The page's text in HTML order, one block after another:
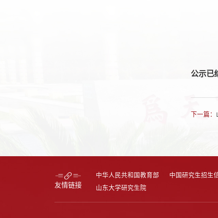
公示已
下一篇：
友情链接
中华人民共和国教育部
中国研究生招生
山东大学研究生院